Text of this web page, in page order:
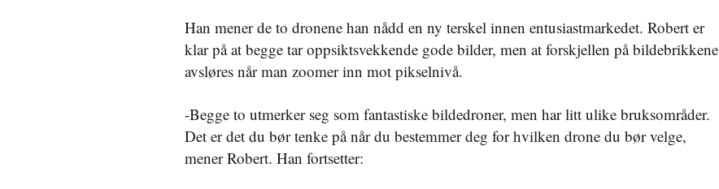
Han mener de to dronene han nådd en ny terskel innen entusiastmarkedet. Robert er
klar på at begge tar oppsiktsvekkende gode bilder, men at forskjellen på bildebrikkene
avsløres når man zoomer inn mot pikselnivå.
-Begge to utmerker seg som fantastiske bildedroner, men har litt ulike bruksområder.
Det er det du bør tenke på når du bestemmer deg for hvilken drone du bør velge,
mener Robert. Han fortsetter: